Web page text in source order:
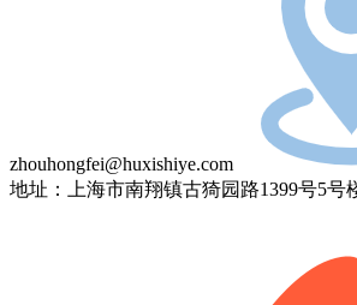
zhouhongfei@huxishiye.com
地址：上海市南翔镇古猗园路1399号5号